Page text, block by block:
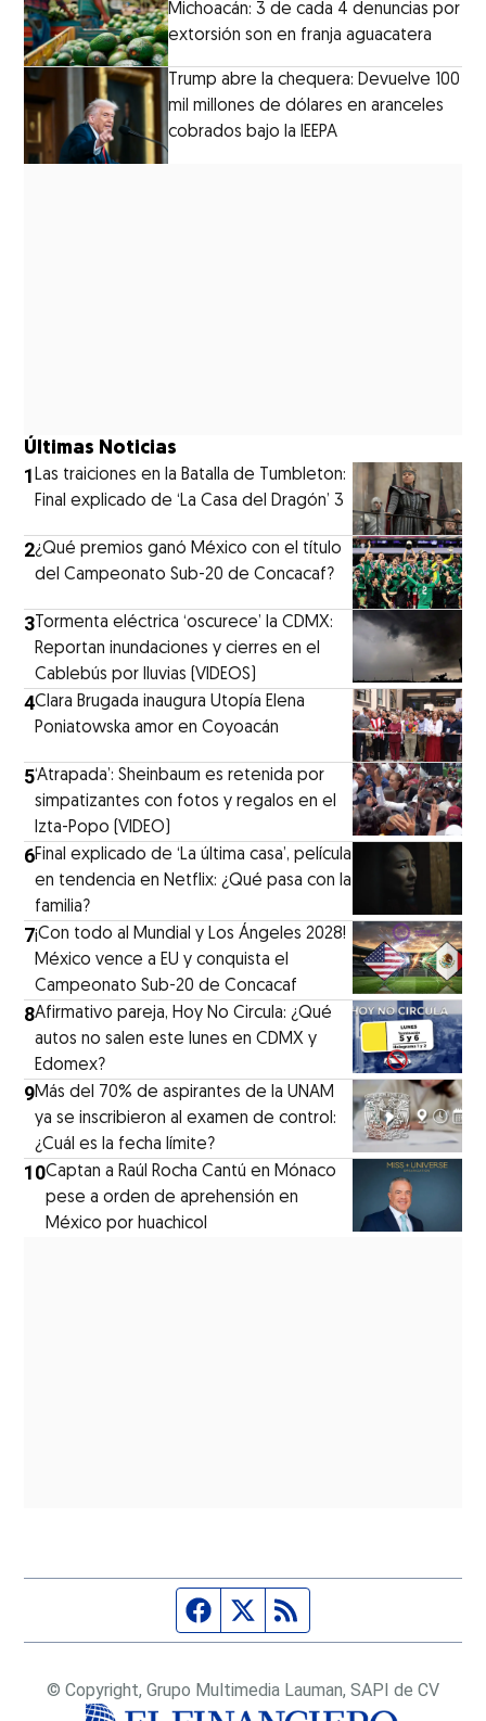
Michoacán: 3 de cada 4 denuncias por
extorsión son en franja aguacatera
Trump abre la chequera: Devuelve 100
mil millones de dólares en aranceles
cobrados bajo la IEEPA
Últimas Noticias
1Las traiciones en la Batalla de Tumbleton:
Final explicado de ‘La Casa del Dragón’ 3
2¿Qué premios ganó México con el título
del Campeonato Sub-20 de Concacaf?
3 Tormenta eléctrica ‘oscurece’ la CDMX:
Reportan inundaciones y cierres en el
Cablebús por lluvias (VIDEOS)
4Clara Brugada inaugura Utopía Elena
Poniatowska amor en Coyoacán
5‘Atrapada’: Sheinbaum es retenida por
simpatizantes con fotos y regalos en el
Izta-Popo (VIDEO)
6Final explicado de ‘La última casa’, película
en tendencia en Netflix: ¿Qué pasa con la
familia?
7¡Con todo al Mundial y Los Ángeles 2028!
México vence a EU y conquista el
Campeonato Sub-20 de Concacaf
8Afirmativo pareja, Hoy No Circula: ¿Qué
autos no salen este lunes en CDMX y
Edomex?
9Más del 70% de aspirantes de la UNAM
ya se inscribieron al examen de control:
¿Cuál es la fecha límite?
10Captan a Raúl Rocha Cantú en Mónaco
pese a orden de aprehensión en
México por huachicol
Página de Facebook
Fuente Twitter
© Copyright, Grupo Multimedia Lauman, SAPI de CV